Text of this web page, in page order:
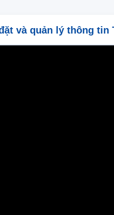
và quản lý thông tin